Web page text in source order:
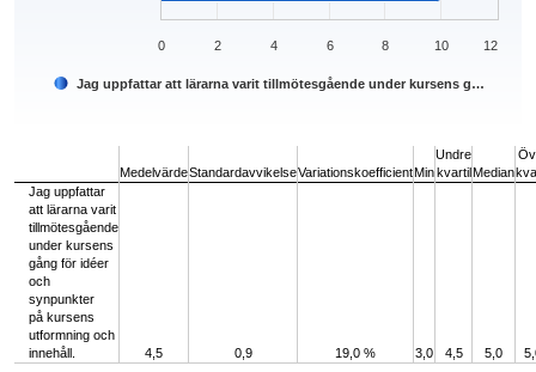
Jag uppfattar att lärarna varit tillmötesgående under kursens g…
0 2 4 6 8 10 12
MedelvärdeStandardavvikelseVariationskoefficientMin
Undre
kvartilMedian
Jag uppfattar
att lärarna varit
tillmötesgående
under kursens
gång för idéer
och
synpunkter
på kursens
utformning och
innehåll.
4,5 0,9 19,0 % 3,0 4,5 5,0